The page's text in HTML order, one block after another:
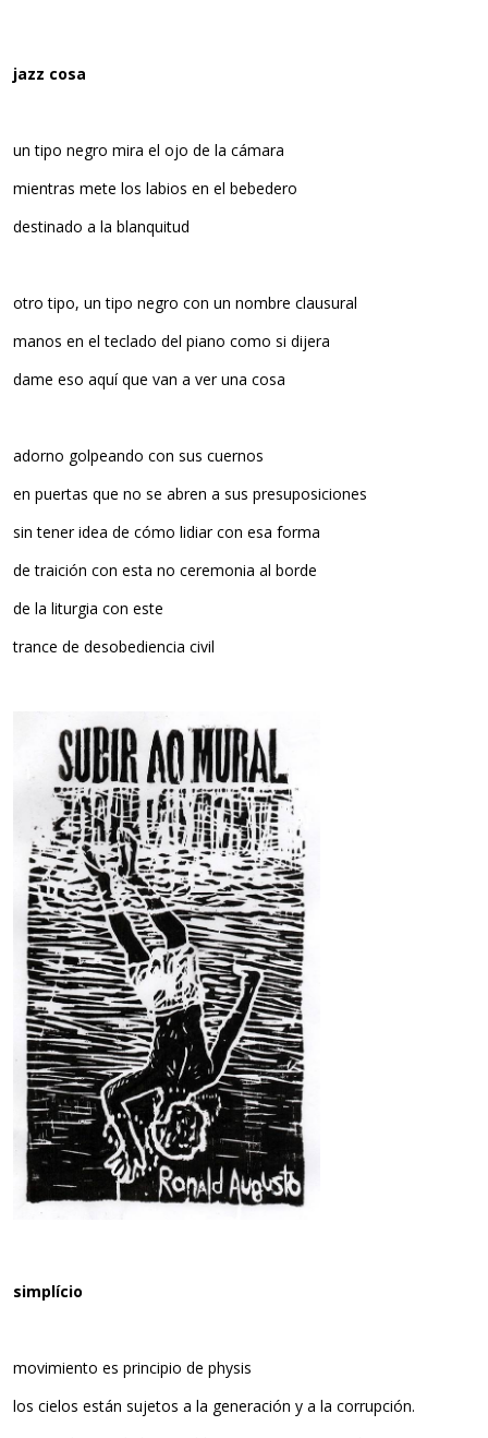
jazz cosa
un tipo negro mira el ojo de la cámara
mientras mete los labios en el bebedero
destinado a la blanquitud
otro tipo, un tipo negro con un nombre clausural
manos en el teclado del piano como si dijera
dame eso aquí que van a ver una cosa
adorno golpeando con sus cuernos
en puertas que no se abren a sus presuposiciones
sin tener idea de cómo lidiar con esa forma
de traición con esta no ceremonia al borde
de la liturgia con este
trance de desobediencia civil
simplício
movimiento es principio de physis
los cielos están sujetos a la generación y a la corrupción.